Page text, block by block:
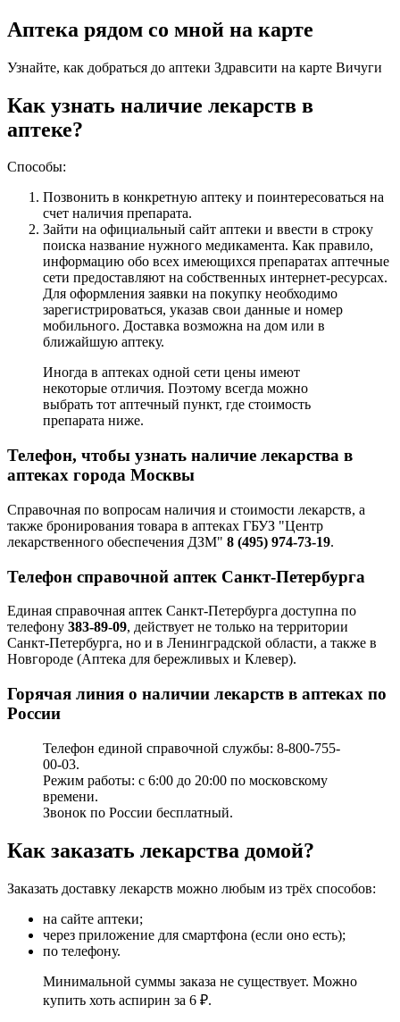
Аптека рядом со мной на карте
Узнайте, как добраться до аптеки Здравсити на карте Вичуги
Как узнать наличие лекарств в
аптеке?
Способы:
Позвонить в конкретную аптеку и поинтересоваться на
счет наличия препарата.
Зайти на официальный сайт аптеки и ввести в строку
поиска название нужного медикамента. Как правило,
информацию обо всех имеющихся препаратах аптечные
сети предоставляют на собственных интернет-ресурсах.
Для оформления заявки на покупку необходимо
зарегистрироваться, указав свои данные и номер
мобильного. Доставка возможна на дом или в
ближайшую аптеку.
Иногда в аптеках одной сети цены имеют
некоторые отличия. Поэтому всегда можно
выбрать тот аптечный пункт, где стоимость
препарата ниже.
Телефон, чтобы узнать наличие лекарства в
аптеках города Москвы
Справочная по вопросам наличия и стоимости лекарств, а
также бронирования товара в аптеках ГБУЗ "Центр
лекарственного обеспечения ДЗМ" 8 (495) 974-73-19.
Телефон справочной аптек Санкт-Петербурга
Единая справочная аптек Санкт-Петербурга доступна по
телефону 383-89-09, действует не только на территории
Санкт-Петербурга, но и в Ленинградской области, а также в
Новгороде (Аптека для бережливых и Клевер).
Горячая линия о наличии лекарств в аптеках по
России
Телефон единой справочной службы: 8-800-755-
00-03.
Режим работы: с 6:00 до 20:00 по московскому
времени.
Звонок по России бесплатный.
Как заказать лекарства домой?
Заказать доставку лекарств можно любым из трёх способов:
на сайте аптеки;
через приложение для смартфона (если оно есть);
по телефону.
Минимальной суммы заказа не существует. Можно
купить хоть аспирин за 6 ₽.